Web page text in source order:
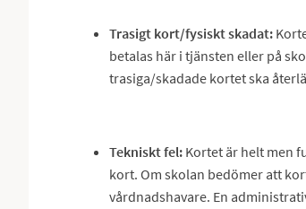
Trasigt kort/fysiskt skadat:
betalas här i tjänsten eller på
trasiga/skadade kortet ska
Tekniskt fel: Kortet är helt men
kort. Om skolan bedömer att
vårdnadshavare. En